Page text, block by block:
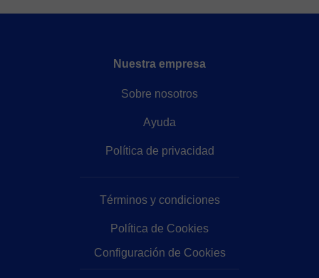
Nuestra empresa
Sobre nosotros
Ayuda
Política de privacidad
Términos y condiciones
Política de Cookies
Configuración de Cookies